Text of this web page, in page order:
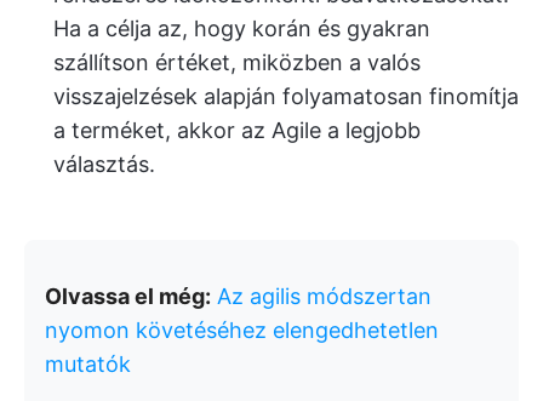
Ha a célja az, hogy korán és gyakran
szállítson értéket, miközben a valós
visszajelzések alapján folyamatosan finomítja
a terméket, akkor az Agile a legjobb
választás.
Olvassa el még: Az agilis módszertan
nyomon követéséhez elengedhetetlen
mutatók